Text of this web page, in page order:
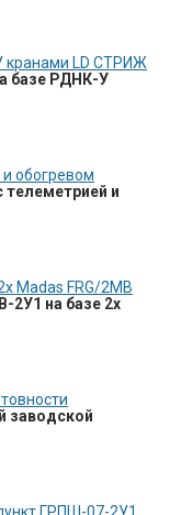
базе РДНК-У
телеметрией и
2У1 на базе 2х
заводской